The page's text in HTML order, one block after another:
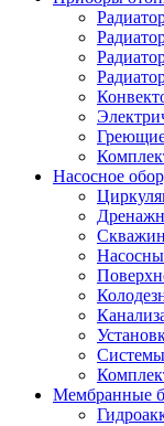
Насосное
Мембранные